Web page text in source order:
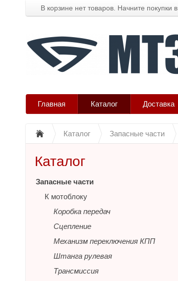
В корзине нет товаров. Начните покупки в
Главная Каталог Доставка
Каталог Запасные части
Каталог
Запасные части
К мотоблоку
Коробка передач
Сцепление
Механизм переключения КПП
Штанга рулевая
Трансмиссия